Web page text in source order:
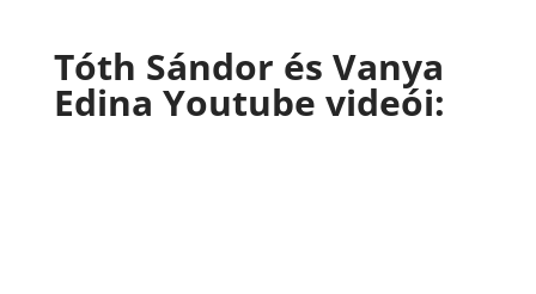
Tóth Sándor és Vanya
Edina Youtube videói: